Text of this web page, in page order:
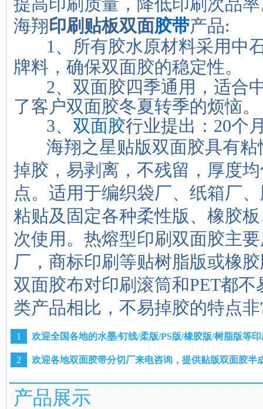
提高印刷质量，降低印刷次品
海翔印刷贴板双面胶带产品:
1、所有胶水原材料采用中
牌料，确保双面胶的稳定性。
2、双面胶四季通用，适合
了客户双面胶冬夏转季的烦恼。
3、 双面胶行业提出：20个
海翔之星贴版双面胶具有粘
掉胶 ，易剥离，不残留，厚度
点。适用于编织袋厂、纸箱厂
粘贴及固定各种柔性版、橡胶
次使用。 热熔型印刷双面胶主
厂，商标印刷等贴树脂版或橡
双面胶布对印刷滚筒和PET都
类产品相比，不易掉胶的特点
1 欢迎全国各地的水墨/钉线/柔版/PS版/橡胶版/树脂版等
2 欢迎各地双面胶带分切厂来电咨询，提供贴版双面胶半
产品展示